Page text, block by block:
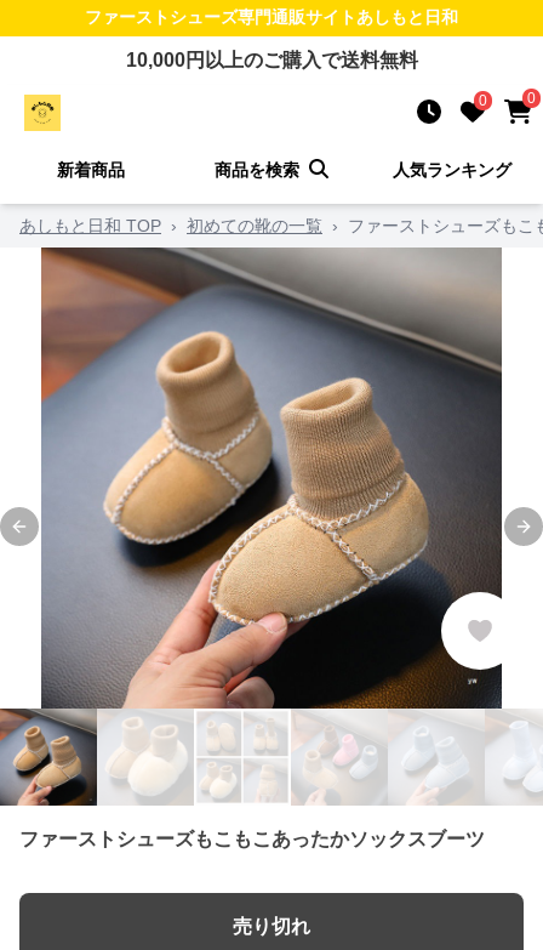
ファーストシューズ専門通販サイトあしもと日和
10,000円以上のご購入で送料無料
0 0
新着商品 商品を検索 人気ランキング
あしもと日和 TOP › 初めての靴の一覧 › ファーストシューズもこ
Previous slide
ファーストシューズもこもこあったかソックスブーツ
売り切れ